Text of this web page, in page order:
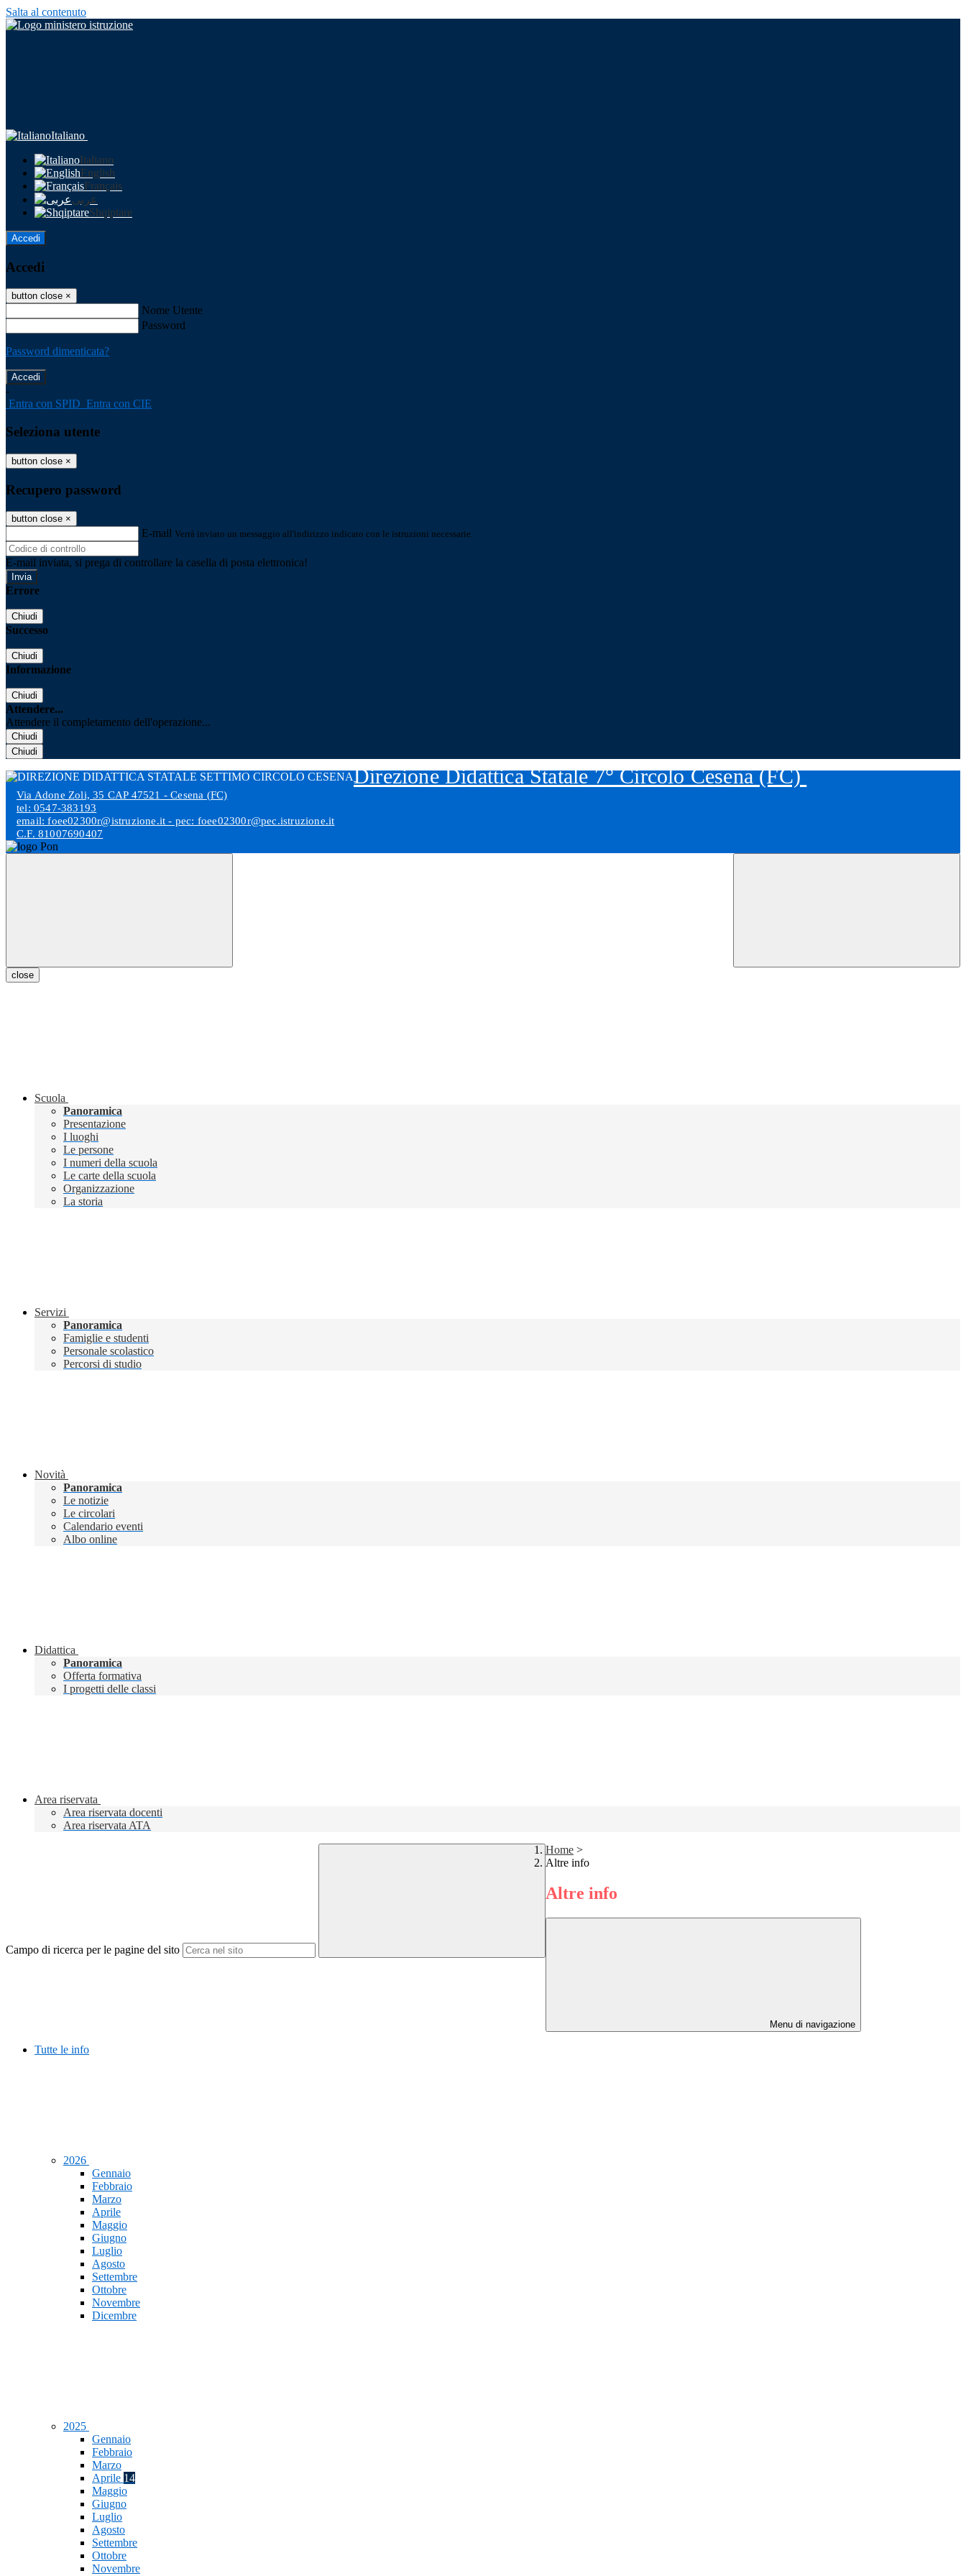
Salta al contenuto
Italiano
Italiano
English
Français
عربى
Shqiptare
Accedi
Accedi
button close ×
Nome Utente
Password
Password dimenticata?
-
Entra con SPID Entra con CIE
Seleziona utente
button close ×
Recupero password
button close ×
E-mail Verrà inviato un messaggio all'indirizzo indicato con le istruzioni necessarie.
E-mail inviata, si prega di controllare la casella di posta elettronica!
Errore
Chiudi
Successo
Chiudi
Informazione
Chiudi
Attendere...
Attendere il completamento dell'operazione...
Chiudi
Chiudi
Direzione Didattica Statale 7° Circolo Cesena (FC)
Via Adone Zoli, 35 CAP 47521 - Cesena (FC)
tel: 0547-383193
email: foee02300r@istruzione.it - pec: foee02300r@pec.istruzione.it
C.F. 81007690407
close
Scuola
Panoramica
Presentazione
I luoghi
Le persone
I numeri della scuola
Le carte della scuola
Organizzazione
La storia
Servizi
Panoramica
Famiglie e studenti
Personale scolastico
Percorsi di studio
Novità
Panoramica
Le notizie
Le circolari
Calendario eventi
Albo online
Didattica
Panoramica
Offerta formativa
I progetti delle classi
Area riservata
Area riservata docenti
Area riservata ATA
Campo di ricerca per le pagine del sito
Home >
Altre info
Altre info
Menu di navigazione
Tutte le info
2026
Gennaio
Febbraio
Marzo
Aprile
Maggio
Giugno
Luglio
Agosto
Settembre
Ottobre
Novembre
Dicembre
2025
Gennaio
Febbraio
Marzo
Aprile 14
Maggio
Giugno
Luglio
Agosto
Settembre
Ottobre
Novembre